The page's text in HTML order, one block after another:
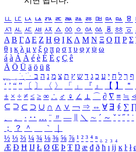
ㅥ ㅦ ㅧ ㅨ ㅩ ㅪ ㅫ ㅬ ㅭ ㅮ ㅯ ㅰ ㅱ
ㅺ ㅻ ㅼ ㅽ ㅾ ㅿ ㆀ ㆁ ㆂ ㆃ ㆄ ㆅ ㆆ
Α Β ΓΔ Ε Ζ Η Θ Ι ΚΛ Μ Ν Ξ Ο Π Ρ Σ
θ ι κ λ μ ν ξ ο π ρ σ τ υ φ χ ψ ω
á à Á À é è É È ç Ç ê
Ä Ö Ü ä ö ü ß
ִֶֹ ֻּ ׁׂ ף ך ל ח י ע כ ג ד ש ץ ת צ מ נ ה ב
‘ ’ “ ” 〔 〕 〈 〉 「 」 『 』 【 】 ＂
± × ÷ ≠ ≤ ≥ ∞ ∴ ♂ ♀ ∠ ⊥ ⌒ ∂ ∇ ≡ ≒
⊆ ⊇ ⊂ ⊃ ∪ ∩ ∧ ∨ ￢ ⇒ ⇔ ∀ ∃ ∮ ∑
、
。 · ‥ … ¨ 〃 ― ＼ ∼ ´ ～ ˇ ˘ ˝ ˚ ˙
；
？ ＾ ｀
½ ⅓ ⅔ ¼ ¾ ⅛ ⅜ ⅝ ⅞ ¹ ² ³ ⁴ ⁿ ₁ ₂ ₃ ₄
Æ Ð Ħ Ĳ Ł Ø Œ Þ Ŧ Ŋ æ đ ð ħ ı ĳ ĸ ŀ ł